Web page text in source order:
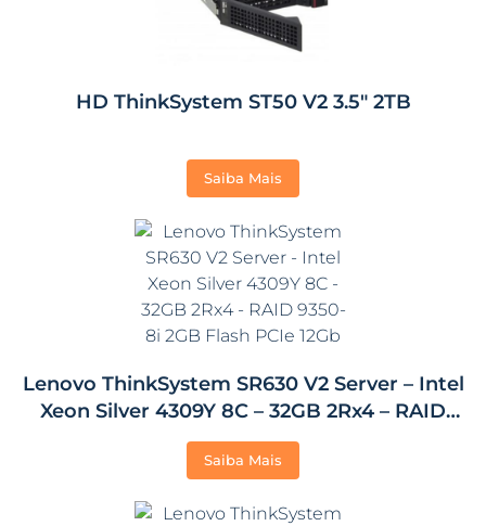
HD ThinkSystem ST50 V2 3.5″ 2TB
Saiba Mais
Lenovo ThinkSystem SR630 V2 Server – Intel
Xeon Silver 4309Y 8C – 32GB 2Rx4 – RAID
9350-8i 2GB Flash PCIe 12Gb
Saiba Mais